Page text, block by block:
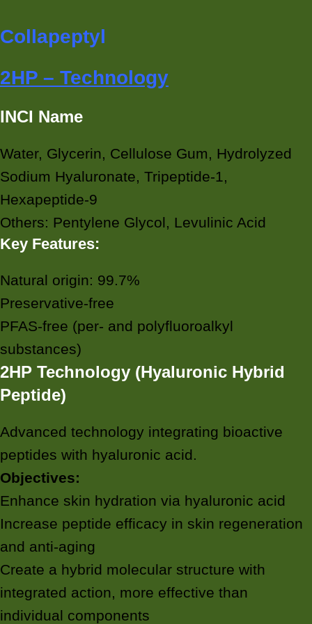
Collapeptyl
2HP – Technology
INCI Name
Water, Glycerin, Cellulose Gum, Hydrolyzed
Sodium Hyaluronate, Tripeptide-1,
Hexapeptide-9
Others: Pentylene Glycol, Levulinic Acid
Key Features:
Natural origin: 99.7%
Preservative-free
PFAS-free (per- and polyfluoroalkyl
substances)
2HP Technology (Hyaluronic Hybrid
Peptide)
Advanced technology integrating bioactive
peptides with hyaluronic acid.
Objectives:
Enhance skin hydration via hyaluronic acid
Increase peptide efficacy in skin regeneration
and anti-aging
Create a hybrid molecular structure with
integrated action, more effective than
individual components